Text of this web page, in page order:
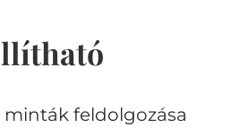
feldolgozása